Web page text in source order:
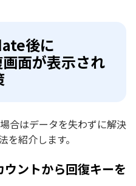
後に
面が表示され
合はデータを失わずに解決
を紹介します。
ントから回復キーを